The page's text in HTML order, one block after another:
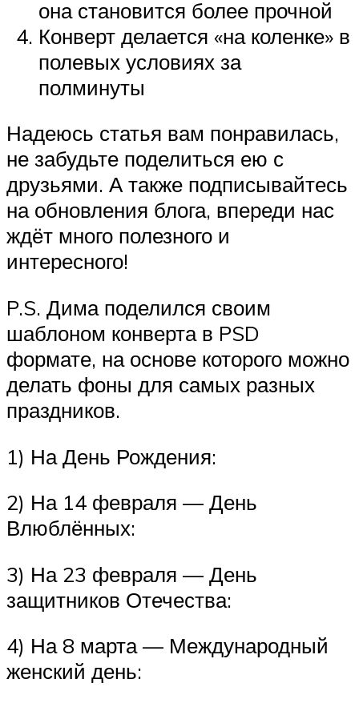
она становится более прочной
Конверт делается «на коленке» в
полевых условиях за
полминуты
Надеюсь статья вам понравилась,
не забудьте поделиться ею с
друзьями. А также подписывайтесь
на обновления блога, впереди нас
ждёт много полезного и
интересного!
P.S. Дима поделился своим
шаблоном конверта в PSD
формате, на основе которого можно
делать фоны для самых разных
праздников.
1) На День Рождения:
2) На 14 февраля — День
Влюблённых:
3) На 23 февраля — День
защитников Отечества:
4) На 8 марта — Международный
женский день: